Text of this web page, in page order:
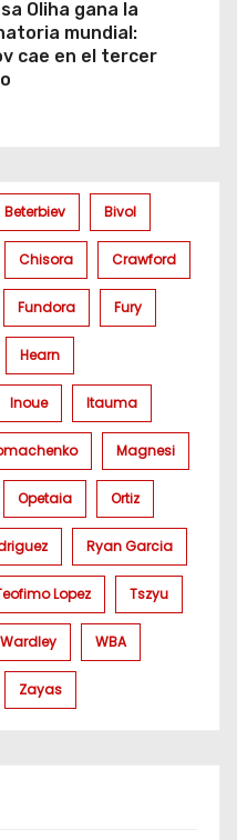
Oliha gana la
mundial:
cae en el tercer
Beterbiev Bivol
Chisora Crawford
Fundora Fury
Hearn
Inoue Itauma
Magnesi
Opetaia Ortiz
Ryan Garcia
Lopez Tszyu
Wardley WBA
Zayas